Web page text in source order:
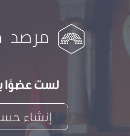
لست عضوًا
إنشاء حساب